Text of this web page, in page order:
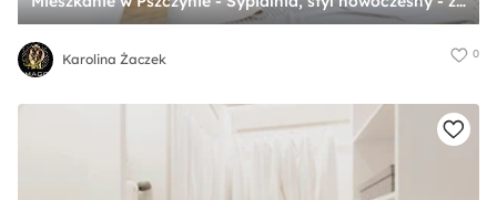
Karolina Żaczek 0